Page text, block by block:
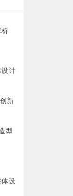
计
新
型
设